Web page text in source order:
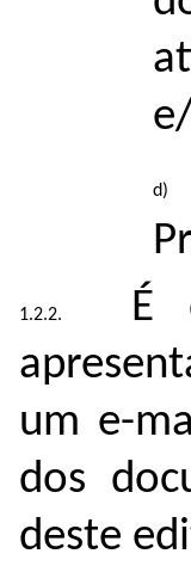
É
um e-
dos
deste